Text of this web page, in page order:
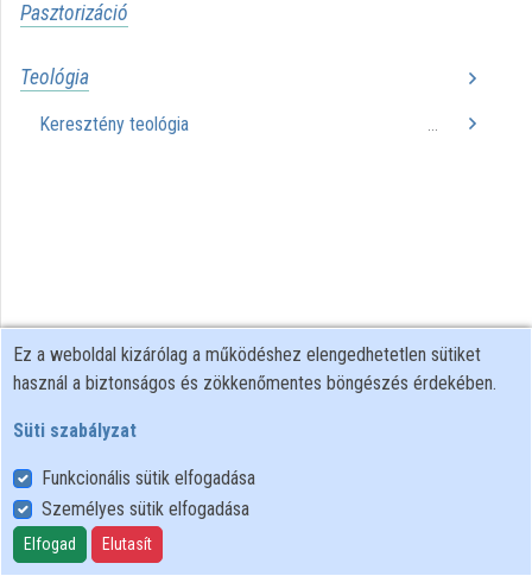
Közreműködők
Pasztorizáció
Teológia
Keresztény teológia
Felhasználói szabályzat
Adatkezelési tájékoztató
Süti szabályzat
Ez a weboldal kizárólag a működéshez elengedhetetlen sütiket
használ a biztonságos és zökkenőmentes böngészés érdekében.
Süti szabályzat
Funkcionális sütik elfogadása
Személyes sütik elfogadása
Elfogad Elutasít